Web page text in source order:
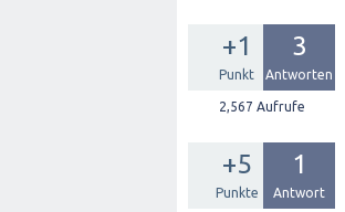
+1
Punkt
3
Antworten
2,567 Aufrufe
+5
Punkte
1
Antwort